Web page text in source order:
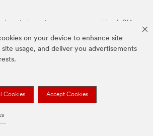
on your device to enhance site
site usage, and deliver you advertisements
Cookies Accept Cookies
anteriormente son marcas comerciales de 3M.